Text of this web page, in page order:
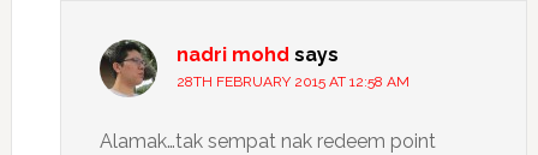
nadri mohd says
28TH FEBRUARY 2015 AT 12:58 AM
Alamak…tak sempat nak redeem point